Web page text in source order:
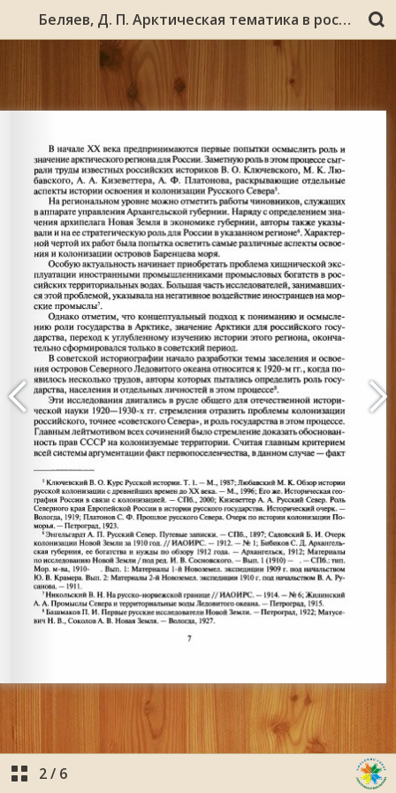
Беляев, Д. П. Арктическая тематика в российской историографии // История полярных библиотек / Рос. библ. ассоц. [и др.]. – Мурманск, 2009. - С. 6-11.
2/ 6